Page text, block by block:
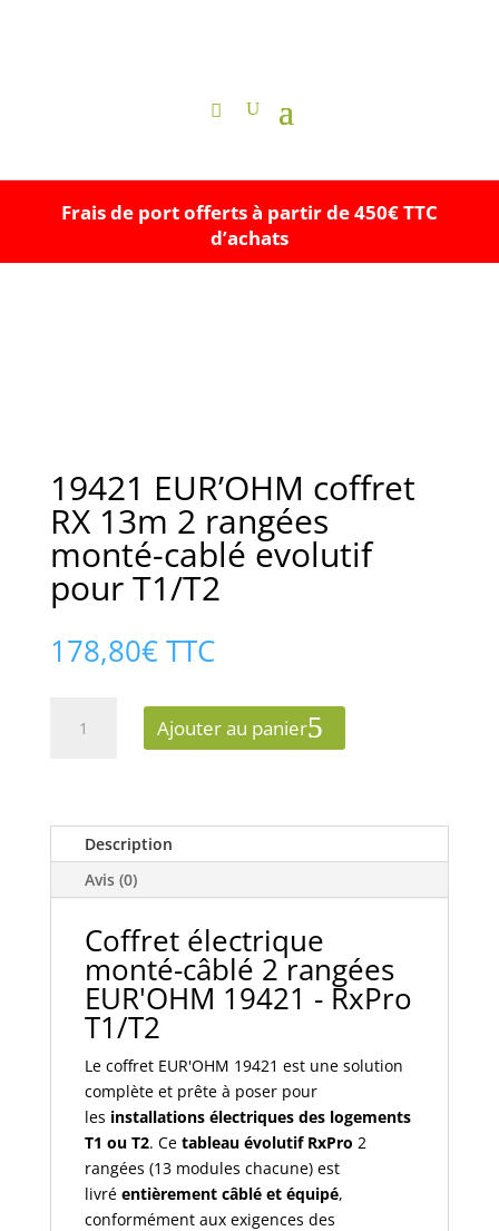
Frais de port offerts à partir de 450€ TTC
d’achats
19421 EUR’OHM coffret
RX 13m 2 rangées
monté-cablé evolutif
pour T1/T2
178,80€ TTC
13m
monté-
cablé
evolutif
Ajouter au panier
Description
Avis (0)
Coffret électrique
monté-câblé 2 rangées
EUR'OHM 19421 - RxPro
T1/T2
Le coffret EUR'OHM 19421 est une solution
complète et prête à poser pour
les installations électriques des logements
T1 ou T2. Ce tableau évolutif RxPro 2
rangées (13 modules chacune) est
livré entièrement câblé et équipé,
conformément aux exigences des